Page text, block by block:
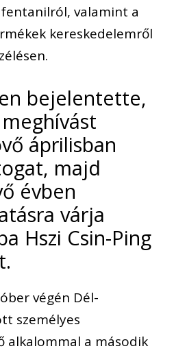
valamint a
kereskedelemről
bejelentette,
áprilisban
majd
évben
várja
Hszi Csin-Ping
végén Dél-
személyes
alkalommal a második